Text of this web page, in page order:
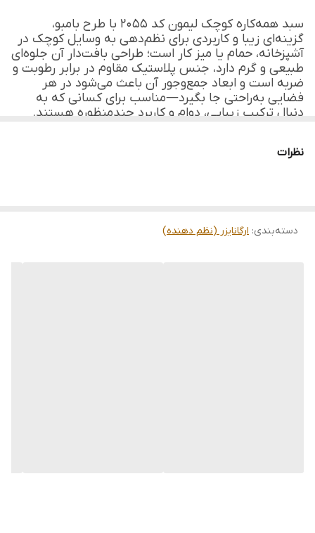
سبد همه‌کاره کوچک لیمون کد ۲۰۵۵ با طرح بامبو،
گزینه‌ای زیبا و کاربردی برای نظم‌دهی به وسایل کوچک در
آشپزخانه، حمام یا میز کار است؛ طراحی بافت‌دار آن جلوه‌ای
طبیعی و گرم دارد، جنس پلاستیک مقاوم در برابر رطوبت و
ضربه است و ابعاد جمع‌وجور آن باعث می‌شود در هر
فضایی به‌راحتی جا بگیرد—مناسب برای کسانی که به
دنبال ترکیب زیبایی، دوام و کاربرد چندمنظوره هستند.
سایز بزرگ همین محصول را نیز می‌توانید در صورت تمایل،
نظرات
دسته‌بندی: ارگانایزر (نظم دهنده)